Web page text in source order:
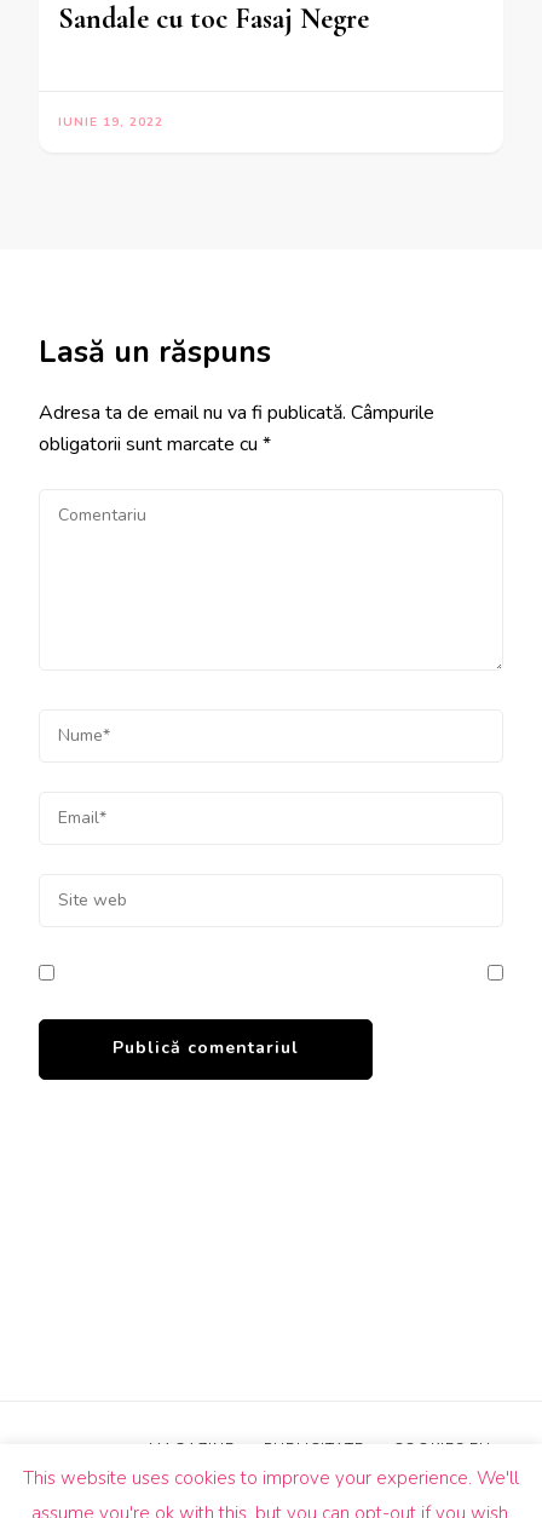
Sandale cu toc Fasaj Negre
IUNIE 19, 2022
Lasă un răspuns
Adresa ta de email nu va fi publicată. Câmpurile
obligatorii sunt marcate cu *
MAGAZINE PUBLICITATE COOKIES EU
This website uses cookies to improve your experience. We'll
assume you're ok with this, but you can opt-out if you wish.